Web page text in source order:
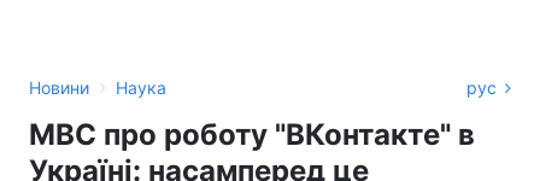
Новини › Наука рус
МВС про роботу "ВКонтакте" в
Україні: насамперед це